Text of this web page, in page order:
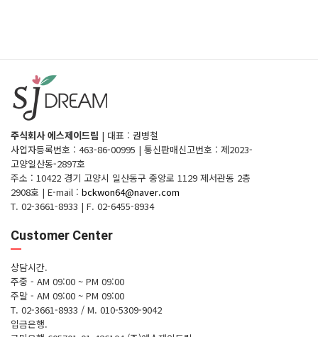
주식회사 에스제이드림 | 대표 : 권병철
사업자등록번호 : 463-86-00995 | 통신판매신고번호 : 제2023-
고양일산동-2897호
주소 : 10422 경기 고양시 일산동구 중앙로 1129 제서관동 2층
2908호 | E-mail : bckwon64@naver.com
T. 02-3661-8933 | F. 02-6455-8934
Customer Center
상담시간.
주중 - AM 09:00 ~ PM 09:00
주말 - AM 09:00 ~ PM 09:00
T. 02-3661-8933 / M. 010-5309-9042
입금은행.